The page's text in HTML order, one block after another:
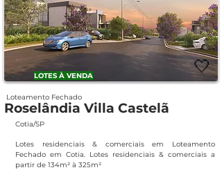
🤍
LOTES À VENDA
Roselândia Villa Castelã
Loteamento Fechado
Cotia/SP
Lotes residenciais & comerciais em Loteamento
Fechado em Cotia. Lotes residenciais & comerciais a
partir de 134m² à 325m²